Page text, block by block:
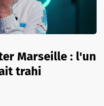
Marseille : l'un
trahi